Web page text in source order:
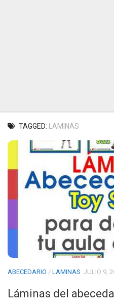
TAGGED: LAMINAS
ABECEDARIO / LAMINAS JULIO 9,
Láminas del